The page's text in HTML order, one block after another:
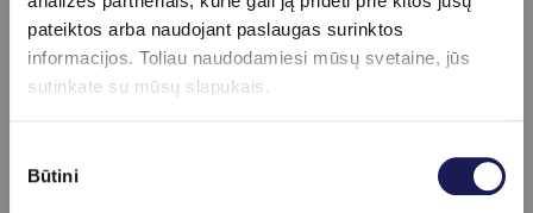
pateiktos arba naudojant paslaugas surinktos
informacijos. Toliau naudodamiesi mūsų svetaine, jūs
sutinkate su mūsų slapukais.
pasirinkimas
Būtini
Gydytojai, teikiantys paslaugą